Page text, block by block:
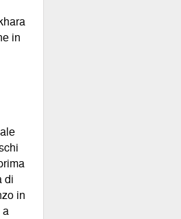
in
di
in